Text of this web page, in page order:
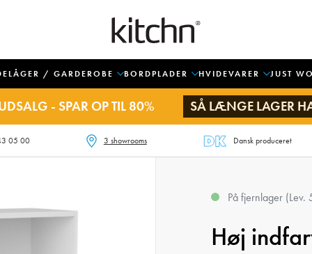
/ GARDEROBE BORDPLADER HVIDEVARER JUST
- SPAR OP TIL 80% SÅ LÆNGE LAGER
05 00 3 showrooms Dansk produceret
På fjernlager (Lev.
Høj